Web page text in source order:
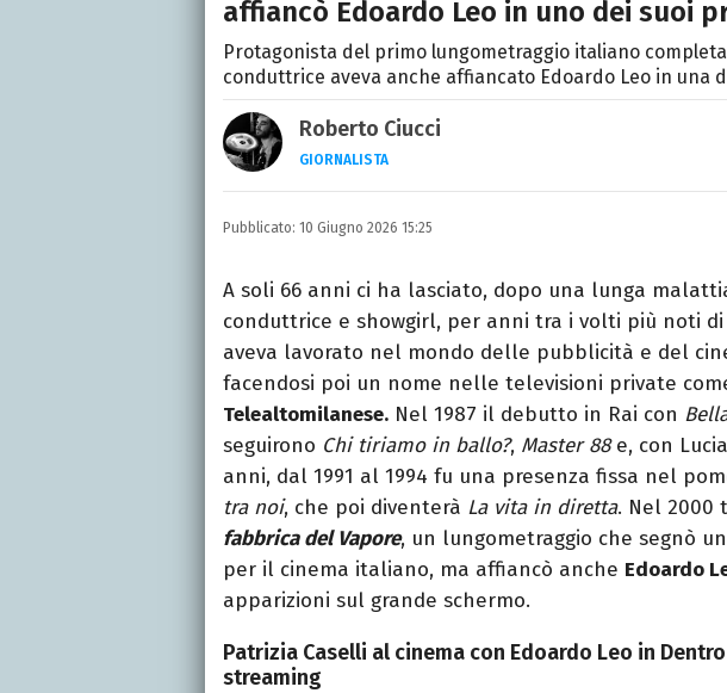
affiancò Edoardo Leo in uno dei suoi
Protagonista del primo lungometraggio italiano
conduttrice aveva anche affiancato Edoardo Leo in una
Roberto Ciucci
GIORNALISTA
INSTAGRAM
FACEBOOK
Appassionato di sport, avido consumatore
tutto ciò che è stato girato da Quentin
tempo libero.
Pubblicato: 10 Giugno 2026 15:25
A soli 66 anni ci ha lasciato, dopo una lunga
conduttrice e showgirl, per anni tra i volti più noti di
aveva lavorato nel mondo delle pubblicità e del
facendosi poi un nome nelle televisioni private
Telealtomilanese. Nel 1987 il debutto in Rai con
seguirono Chi tiriamo in ballo?, Master 88e, con
anni, dal 1991 al 1994 fu una presenza fissa nel
tra noi, che poi diventerà La vita in diretta. Nel 2000
fabbrica del Vapore, un lungometraggio che segnò
per il cinema italiano, ma affiancò anche Edoardo
apparizioni sul grande schermo.
Patrizia Caselli al cinema con Edoardo Leo in
streaming